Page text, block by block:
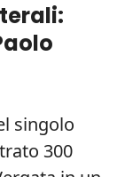
singolo
300